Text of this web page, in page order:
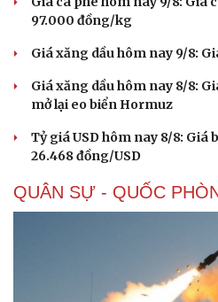
97.000 đồng/kg
Giá xăng dầu hôm nay 9/8:
Giá xăng dầu hôm nay 8/8:
mở lại eo biển Hormuz
Tỷ giá USD hôm nay 8/8: Giá
26.468 đồng/USD
QUÂN SỰ - QUỐC